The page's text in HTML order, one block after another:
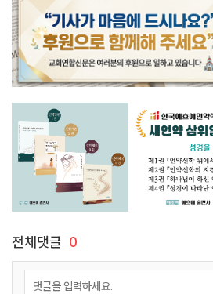
전체댓글 0